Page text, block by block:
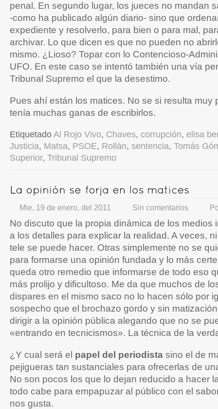
penal. En segundo lugar, los jueces no mandan
-como ha publicado algún diario- sino que
expediente y resolverlo, para bien o para mal,
archivar. Lo que dicen es que no pueden no
mismo. ¿Lioso? Topar con lo Contencioso-
UFO. En este caso se intentó también una vía
Tribunal Supremo el que la desestimo.
Pues ahí están los matices. No se si resulta muy
tenía muchas ganas de escribirlos.
Etiquetado Al Rojo Vivo, Chaves, corrupción, elisa
Justicia, Matsa, PSOE, Rollán, sentencia, Tomás
Superior, Tribunal Supremo
Mie, 19 de enero, del 2011 Sin comentarios
No discuto que la propia dinámica de los medios
a los detalles para explicar la realidad. A veces,
tele se puede hacer. Otras simplemente no se
para formarse una opinión fundada y lo más
queda otro remedio que informarse de todo eso
más prolijo y dificultoso. Me da que muchos de
dispares en el mismo saco no lo hacen sólo por
sospecho que el brochazo gordo y sin
dirigir a la opinión pública alegando que no se
«entrando en tecnicismos». La técnica de la
¿Y cual será el papel del periodista sino el de
pejigueras tan sustanciales para ofrecerlas de
No son pocos los que lo dejan reducido a hacer
todo cabe para empapuzar al público con el
nos gusta.